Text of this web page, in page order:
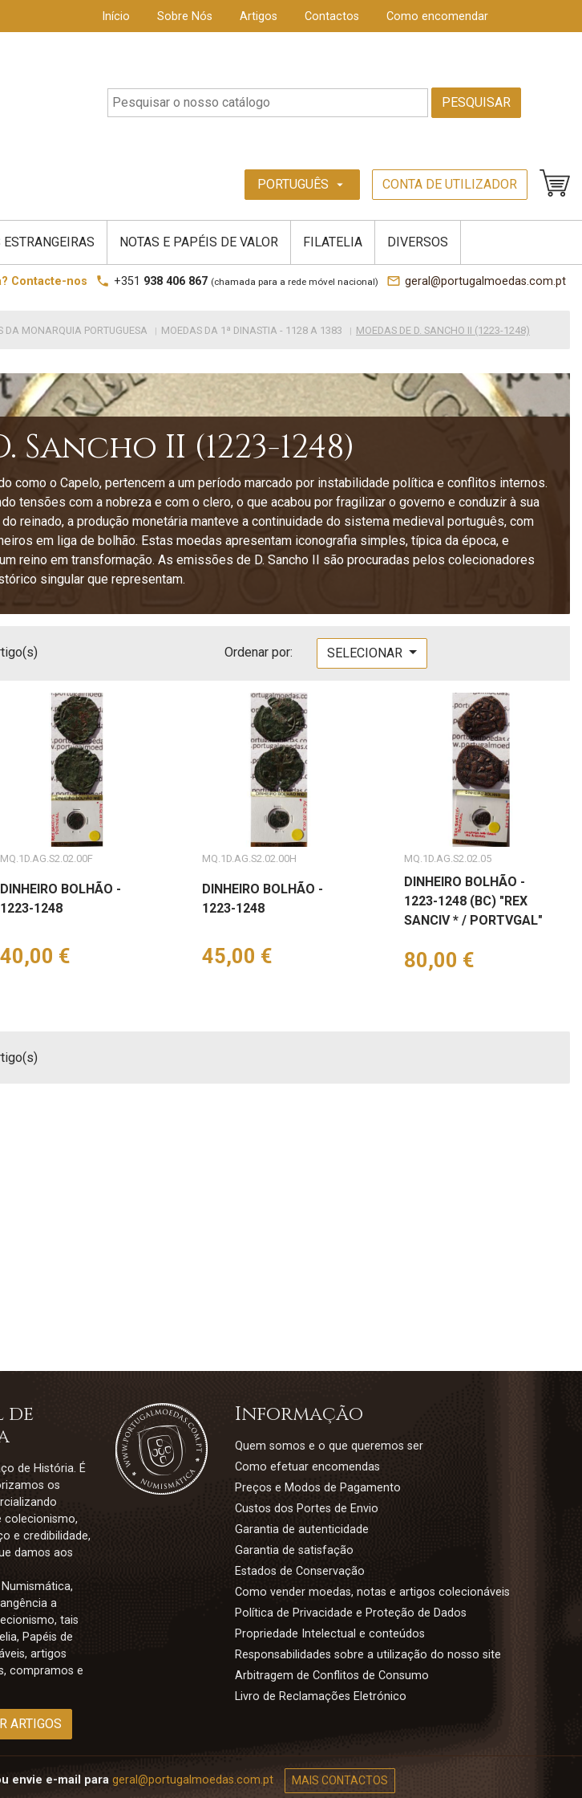
Início Sobre Nós Artigos Contactos Como encomendar
PESQUISAR
PORTUGUÊS arrow_drop_down CONTA DE UTILIZADOR
NOTAS E PAPÉIS DE VALOR FILATELIA DIVERSOS
Contacte-nos local_phone +351 938 406 867 (chamada para a rede móvel nacional) mail_outline geral@portugalmoedas.com.pt
DA MONARQUIA PORTUGUESA MOEDAS DA 1ª DINASTIA - 1128 A 1383 MOEDAS DE D. SANCHO II (1223-1248)
Sancho II (1223-1248)
como o Capelo, pertencem a um período marcado por instabilidade política e conflitos internos.
tensões com a nobreza e com o clero, o que acabou por fragilizar o governo e conduzir à sua
reinado, a produção monetária manteve a continuidade do sistema medieval português, com
em liga de bolhão. Estas moedas apresentam iconografia simples, típica da época, e
reino em transformação. As emissões de D. Sancho II são procuradas pelos colecionadores
singular que representam.
Ordenar por: SELECIONAR
MQ.1D.AG.S2.02.00F
DINHEIRO BOLHÃO -
1223-1248
Preço
40,00 €
MQ.1D.AG.S2.02.00H
DINHEIRO BOLHÃO -
1223-1248
Preço
45,00 €
MQ.1D.AG.S2.02.05
DINHEIRO BOLHÃO -
1223-1248 (BC) "REX
SANCIV * / PORTVGAL"
Preço
80,00 €
de
de História. É
os
colecionismo,
e credibilidade,
damos aos
a
tais
Papéis de
artigos
compramos e
ARTIGOS
Informação
Quem somos e o que queremos ser
Como efetuar encomendas
Preços e Modos de Pagamento
Custos dos Portes de Envio
Garantia de autenticidade
Garantia de satisfação
Estados de Conservação
Como vender moedas, notas e artigos colecionáveis
Política de Privacidade e Proteção de Dados
Propriedade Intelectual e conteúdos
Responsabilidades sobre a utilização do nosso site
Arbitragem de Conflitos de Consumo
Livro de Reclamações Eletrónico
envie e-mail para geral@portugalmoedas.com.pt MAIS CONTACTOS